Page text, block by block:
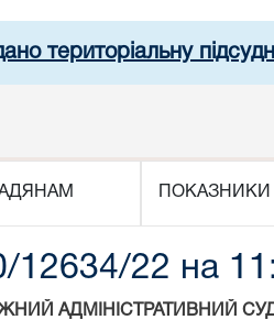
територіальну
ПОКАЗНИКИ
12634/22 на
АДМІНІСТРАТИВНИЙ